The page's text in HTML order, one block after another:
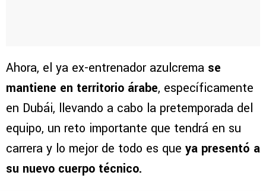
Ahora, el ya ex-entrenador azulcrema se
mantiene en territorio árabe, específicamente
en Dubái, llevando a cabo la pretemporada del
equipo, un reto importante que tendrá en su
carrera y lo mejor de todo es que ya presentó a
su nuevo cuerpo técnico.